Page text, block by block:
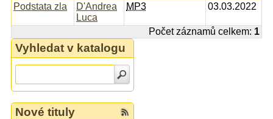
Podstata zla
D'Andrea
Luca
MP3 03.03.2022
Počet záznamů celkem: 1
Vyhledat v katalogu
Nové tituly